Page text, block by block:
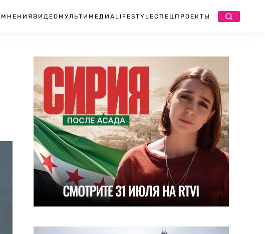
МНЕНИЯ ВИДЕО МУЛЬТИМЕДИА LIFESTYLEСПЕЦПРОЕКТЫ